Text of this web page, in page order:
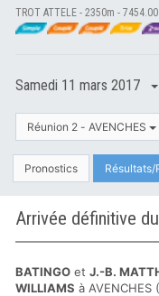
TROT ATTELE - 2350m -
Samedi 11 mars 2017
Réunion 2 - AVENCHES
Pronostics Résultats/
BATINGO et J.-B.
WILLIAMS à AVENCHES